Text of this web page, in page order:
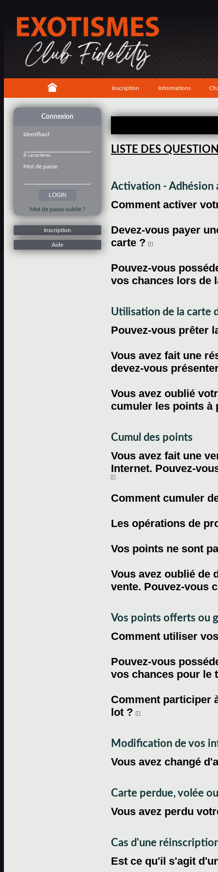
Inscription Informations
Connexion
Identifiant
8 caractères
Mot de passe
Mot de passe oublié ?
Inscription
Aide
LISTE DES
Activation - Adhésion
Comment activer
Devez-vous payer
carte ?
Pouvez-vous
vos chances lors de
Utilisation de la carte
Pouvez-vous prêter
Vous avez fait une
devez-vous
Vous avez oublié
cumuler les points
Cumul des points
Vous avez fait une
Internet. Pouvez-
Comment cumuler
Les opérations de
Vos points ne sont
Vous avez oublié de
vente. Pouvez-vous
Vos points offerts ou
Comment utiliser
Pouvez-vous
vos chances pour le
Comment participer
lot ?
Modification de vos
Vous avez changé
Carte perdue, volée
Vous avez perdu
Cas d'une
Est ce qu'il s'agit